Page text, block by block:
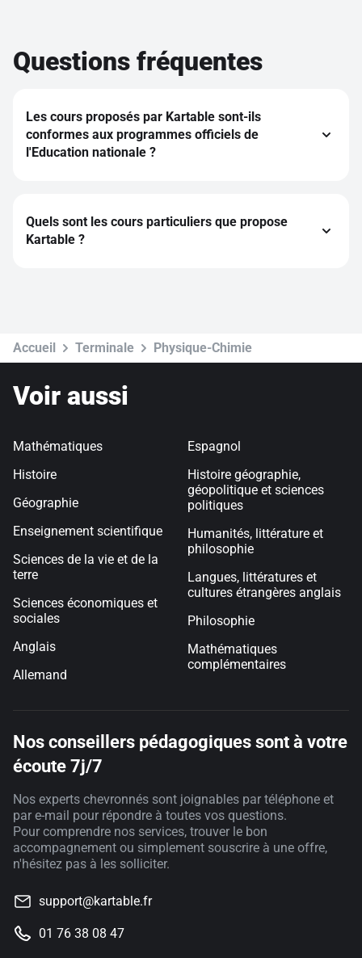
Questions fréquentes
Les cours proposés par Kartable sont-ils
conformes aux programmes officiels de
l'Education nationale ?
de l'année 2019-2020.
Quels sont les cours particuliers que propose
Kartable ?
Accueil Terminale Physique-Chimie
Voir aussi
Mathématiques
Histoire
Géographie
Enseignement scientifique
Sciences de la vie et de la
terre
Sciences économiques et
sociales
Anglais
Allemand
Espagnol
Histoire géographie,
géopolitique et sciences
politiques
Humanités, littérature et
philosophie
Langues, littératures et
cultures étrangères anglais
Philosophie
Mathématiques
complémentaires
Nos conseillers pédagogiques sont à votre
écoute 7j/7
Nos experts chevronnés sont joignables par téléphone et
par e-mail pour répondre à toutes vos questions.
Pour comprendre nos services, trouver le bon
accompagnement ou simplement souscrire à une offre,
n'hésitez pas à les solliciter.
support@kartable.fr
01 76 38 08 47